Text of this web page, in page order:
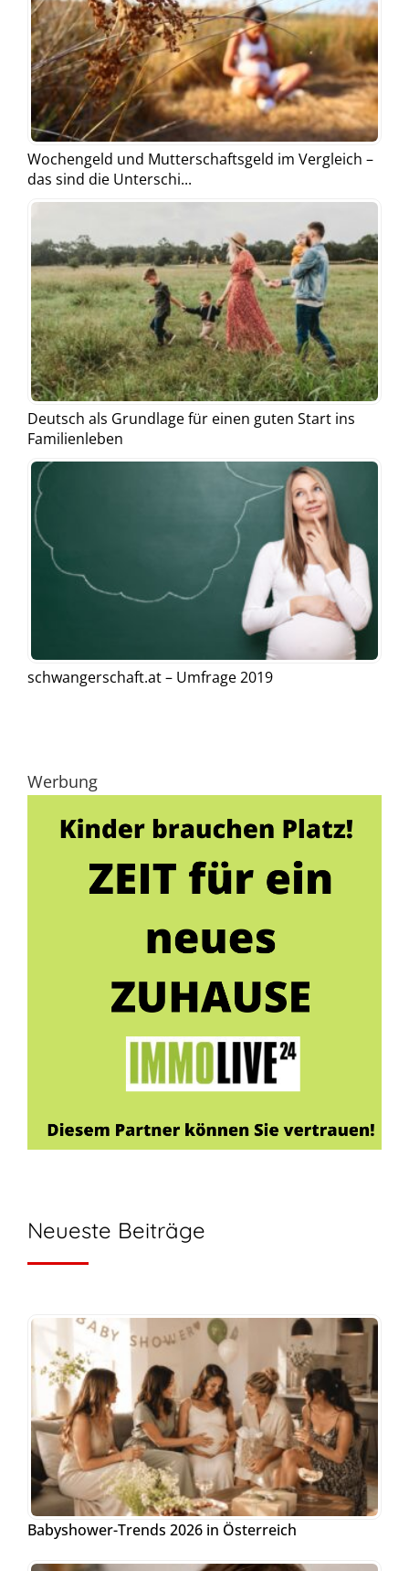
Wochengeld und Mutterschaftsgeld im Vergleich –
das sind die Unterschi...
Deutsch als Grundlage für einen guten Start ins
Familienleben
schwangerschaft.at – Umfrage 2019
Werbung
Neueste Beiträge
Babyshower-Trends 2026 in Österreich